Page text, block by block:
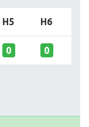
H5 H6
0 0